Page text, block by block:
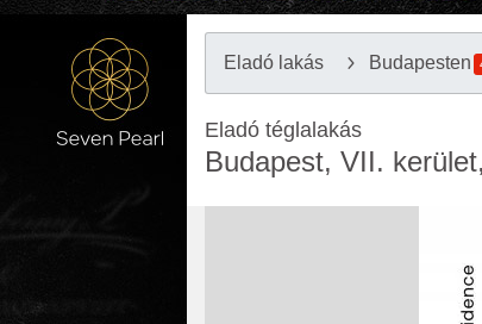
Eladó lakás Budapesten
Eladó téglalakás
Budapest, VII.